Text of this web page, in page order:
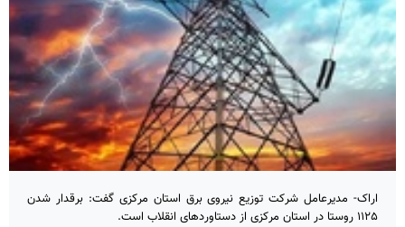
اراک- مدیرعامل شرکت توزیع نیروی برق استان مرکزی گفت: برقدار شدن
۱۱۲۵ روستا در استان مرکزی از دستاوردهای انقلاب است.